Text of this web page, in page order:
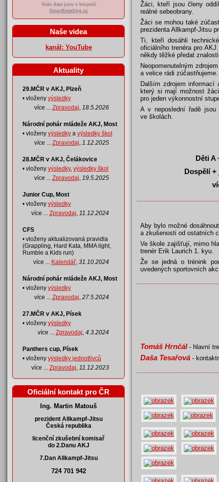
Žáci, kteří jsou členy
reálné sebeobrany.
Žáci se mohou také
prezidenta Allkampf-Jitsu
Ti, kteří dosáhli
oficiálního trenéra pro
někdy těžké předat
Neopomenutelným
a velice rádi zúčastňujeme.
Dalším zdrojem
který si mají možnost
pro jeden výkonnostní
A v neposlední řadě
ve školách.
Děti A
Dospělí +
Aby bylo možné
a zkušenosti od ostatních
Ve škole zajišťují, mimo
trenér Erik Laurich 1. kyu.
Že se jedná o trénink
uvedených sportovních
Tomáš Hrnčál- hlavní
Daša Tesařová -
Vaše data jsou v bezpečí
SmartEmailing.cz
Naše videa
kanál: YouTube
Aktuality
29.MČR v AKJ, Plzeň
• vloženy výsledky
více ... Zpravodaj, 18.5.2026
Národní pohár mládeže AKJ, Most
• vloženy výsledky a výsledky škol
více ... Zpravodaj, 1.12.2025
28.MČR v AKJ, Čelákovice
• vloženy výsledky, výsledky škol
více ... Zpravodaj, 19.5.2025
Junior Cup, Most
• vloženy výsledky
více ... Zpravodaj, 11.12.2024
CFS
• vloženy aktualizovaná pravidla
(Grappling, Hard Kata, MMA light,
Rumble a Kids run)
více ... Kalendář, 31.10.2024
Národní pohár mládeže AKJ, Most
• vloženy výsledky
více ... Zpravodaj, 27.5.2024
27.MČR v AKJ, Písek
• vloženy výsledky
více ... Zpravodaj, 4.3.2024
Panthers cup, Písek
• vloženy výsledky jednotlivců
více ... Zpravodaj, 11.12.2023
Oficiální kontakt pro ČR
Ing. Martin Matouš
prezident Allkampf-Jitsu
Česká republika
licenční zkušební komisař
do 2.Danu AKJ
7.Dan Allkampf-Jitsu
724 701 942